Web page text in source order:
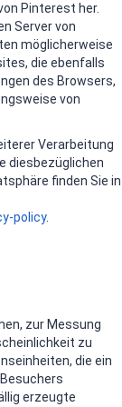
Pinterest her.
Server von
möglicherweise
die ebenfalls
des Browsers,
von
Verarbeitung
diesbezüglichen
finden Sie in
policy.
zur Messung
zu
die ein
erzeugte